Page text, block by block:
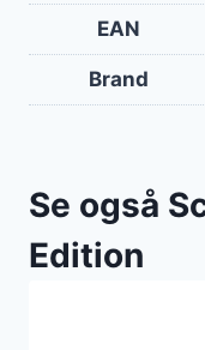
EAN
Brand
Se også
Edition